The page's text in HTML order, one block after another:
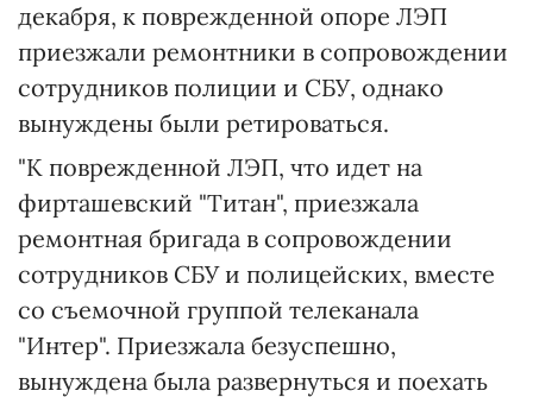
декабря, к поврежденной опоре ЛЭП
приезжали ремонтники в сопровождении
сотрудников полиции и СБУ, однако
вынуждены были ретироваться.
"К поврежденной ЛЭП, что идет на
фирташевский "Титан", приезжала
ремонтная бригада в сопровождении
сотрудников СБУ и полицейских, вместе
со съемочной группой телеканала
"Интер". Приезжала безуспешно,
вынуждена была развернуться и поехать